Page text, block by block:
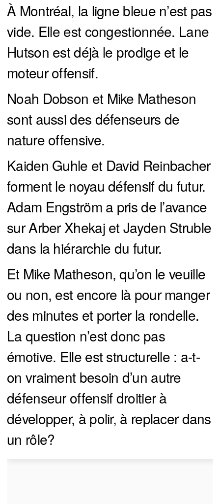
À Montréal, la ligne bleue n’est pas
vide. Elle est congestionnée. Lane
Hutson est déjà le prodige et le
moteur offensif.
Noah Dobson et Mike Matheson
sont aussi des défenseurs de
nature offensive.
Kaiden Guhle et David Reinbacher
forment le noyau défensif du futur.
Adam Engström a pris de l’avance
sur Arber Xhekaj et Jayden Struble
dans la hiérarchie du futur.
Et Mike Matheson, qu’on le veuille
ou non, est encore là pour manger
des minutes et porter la rondelle.
La question n’est donc pas
émotive. Elle est structurelle : a-t-
on vraiment besoin d’un autre
défenseur offensif droitier à
développer, à polir, à replacer dans
un rôle?